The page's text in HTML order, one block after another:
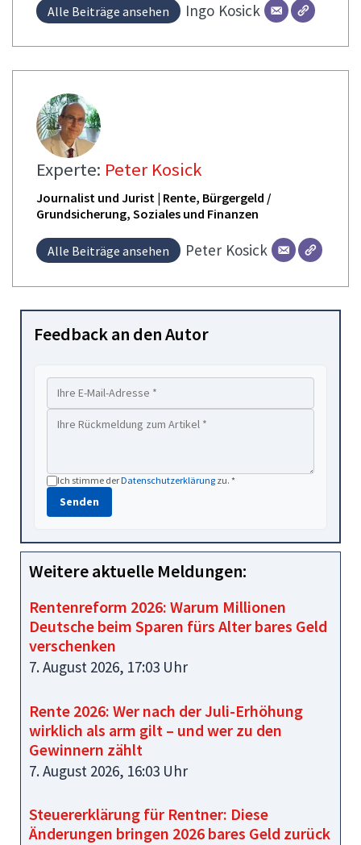
Alle Beiträge ansehen Ingo Kosick
Experte: Peter Kosick
Journalist und Jurist | Rente, Bürgergeld /
Grundsicherung, Soziales und Finanzen
Alle Beiträge ansehen Peter Kosick
Feedback an den Autor
Ich stimme derDatenschutzerklärung zu. *
Senden
Weitere aktuelle Meldungen:
Rentenreform 2026: Warum Millionen
Deutsche beim Sparen fürs Alter bares Geld
verschenken
7. August 2026, 17:03 Uhr
Rente 2026: Wer nach der Juli-Erhöhung
wirklich als arm gilt – und wer zu den
Gewinnern zählt
7. August 2026, 16:03 Uhr
Steuererklärung für Rentner: Diese
Änderungen bringen 2026 bares Geld zurück